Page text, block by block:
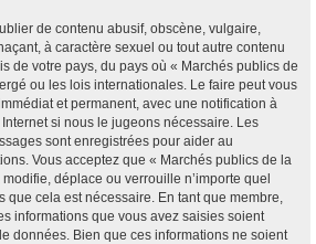
de contenu abusif, obscène, vulgaire,
à caractère sexuel ou tout autre contenu
de votre pays, du pays où « Marchés publics de
ou les lois internationales. Le faire peut vous
et permanent, avec une notification à
si nous le jugeons nécessaire. Les
sont enregistrées pour aider au
Vous acceptez que « Marchés publics de la
déplace ou verrouille n’importe quel
que cela est nécessaire. En tant que membre,
informations que vous avez saisies soient
données. Bien que ces informations ne soient